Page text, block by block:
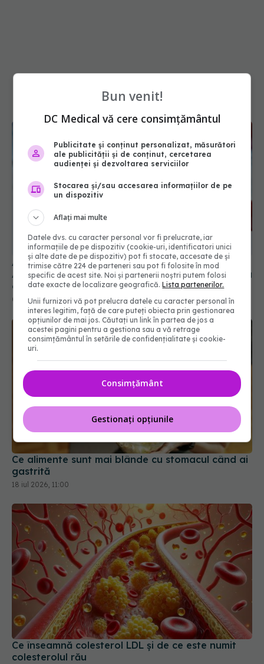
Alertă în Europa după un nou caz de hantavirus
Anzi, singura tulpină care se transmite de la om la
06 aug 2026, 20:06
Ce alimente sunt mai blânde cu stomacul când ai
gastrită
Ce înseamnă colesterol LDL și de ce este numit
colesterolul rău
18 iul 2026, 13:00
Bun venit!
DC Medical vă cere consimțământul
Publicitate și conținut personalizat, măsurători
ale publicității și de conținut, cercetarea
audienței și dezvoltarea serviciilor
Stocarea și/sau accesarea informațiilor de pe
un dispozitiv
Aflați mai multe
Datele dvs. cu caracter personal vor fi prelucrate, iar
informațiile de pe dispozitiv (cookie-uri, identificatori unici
și alte date de pe dispozitiv) pot fi stocate, accesate de și
trimise către 224 de parteneri sau pot fi folosite în mod
specific de acest site. Noi și partenerii noștri putem folosi
date exacte de localizare geografică.Lista partenerilor.
Unii furnizori vă pot prelucra datele cu caracter personal în
interes legitim, față de care puteți obiecta prin gestionarea
opțiunilor de mai jos. Căutați un link în partea de jos a
acestei pagini pentru a gestiona sau a vă retrage
consimțământul în setările de confidențialitate și cookie-
uri.
Consimțământ
Gestionați opțiunile